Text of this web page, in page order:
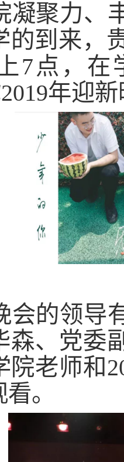
凝聚力、
的到来，
7点，
年迎
会的领导
森、党委
院老师和
。